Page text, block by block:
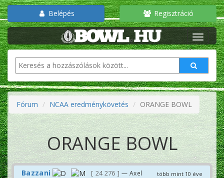
Belépés Regisztráció
Fórum NCAA eredménykövetés ORANGE BOWL
ORANGE BOWL
több mint 10 éve
Bazzani 24 276
— Axel